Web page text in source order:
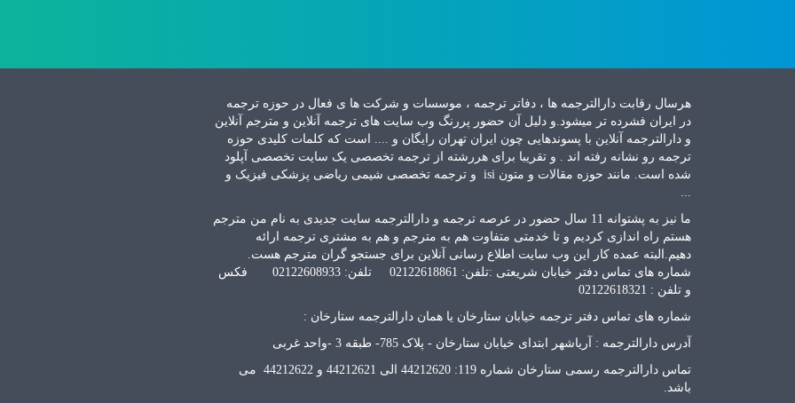
هرسال رقابت دارالترجمه ها ، دفاتر ترجمه ، موسسات و شرکت ها ی فعال در حوزه ترجمه
در ایران فشرده تر میشود.و دلیل آن حضور پررنگ وب سایت های ترجمه آنلاین و مترجم آنلاین
و دارالترجمه آنلاین با پسوندهایی چون ایران تهران رایگان و .... است که کلمات کلیدی حوزه
ترجمه رو نشانه رفته اند . و تقریبا برای هررشته از ترجمه تخصصی یک سایت تخصصی آپلود
شده است. مانند حوزه مقالات و متون isi و ترجمه تخصصی شیمی ریاضی پزشکی فیزیک و
...
ما نیز به پشتوانه 11 سال حضور در عرصه ترجمه و دارالترجمه سایت جدیدی به نام من مترجم
هستم راه اندازی کردیم و تا خدمتی متفاوت هم به مترجم و هم به مشتری ترجمه ارائه
دهیم.البته عمده کار این وب سایت اطلاع رسانی آنلاین برای جستجو گران مترجم هست.
شماره های تماس دفتر خیابان شریعتی :تلفن: 02122618861 تلفن: 02122608933 فکس
و تلفن : 02122618321
شماره های تماس دفتر ترجمه خیابان ستارخان یا همان دارالترجمه ستارخان :
آدرس دارالترجمه : آریاشهر ابتدای خیابان ستارخان - پلاک 785- طبقه 3 -واحد غربی
تماس دارالترجمه رسمی ستارخان شماره 119: 44212620 الی 44212621 و 44212622 می
باشد.